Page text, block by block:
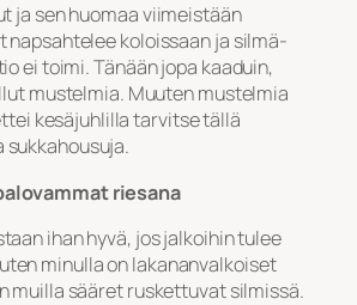
ja sen huomaa viimeistään
napsahtelee koloissaan ja silmä-
ei toimi. Tänään jopa kaaduin,
mustelmia. Muuten mustelmia
kesäjuhlilla tarvitse tällä
riesana
ihan hyvä, jos jalkoihin tulee
minulla on lakananvalkoiset
muilla sääret ruskettuvat silmissä.